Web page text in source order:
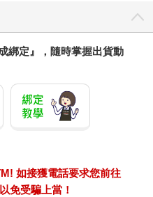
綁定』，隨時掌握出貨動
如接獲電話要求您前往
免受騙上當！